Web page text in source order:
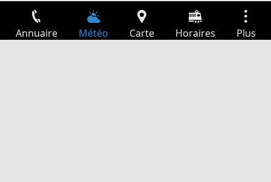
Annuaire Météo Carte Horaires Plus